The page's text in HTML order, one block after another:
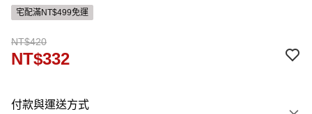
宅配滿NT$499免運
NT$420
NT$332
付款與運送方式